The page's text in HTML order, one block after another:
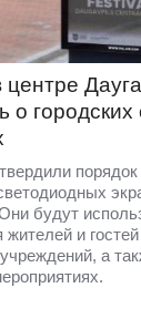
о
будут
и
а